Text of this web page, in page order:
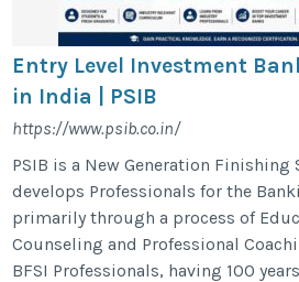
Entry Level Investment
in India | PSIB
https://www.psib.co.in/
PSIB is a New Generation Finishing
develops Professionals for the
primarily through a process of
Counseling and Professional
BFSI Professionals, having 100